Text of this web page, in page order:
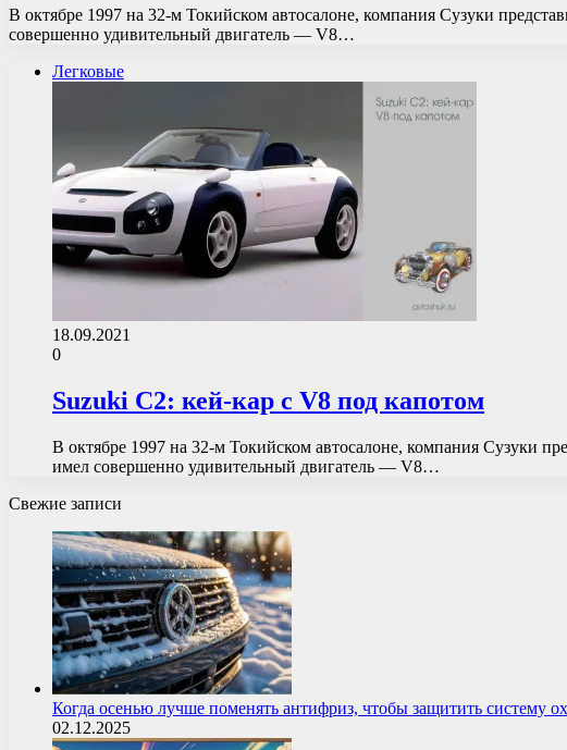
В октябре 1997 на 32-м Токийском автосалоне, компания Сузуки
совершенно удивительный двигатель — V8…
Легковые
18.09.2021
0
Suzuki C2: кей-кар с V8 под капотом
В октябре 1997 на 32-м Токийском автосалоне, компания Сузуки
имел совершенно удивительный двигатель — V8…
Свежие записи
Когда осенью лучше поменять антифриз, чтобы защитить систему
02.12.2025